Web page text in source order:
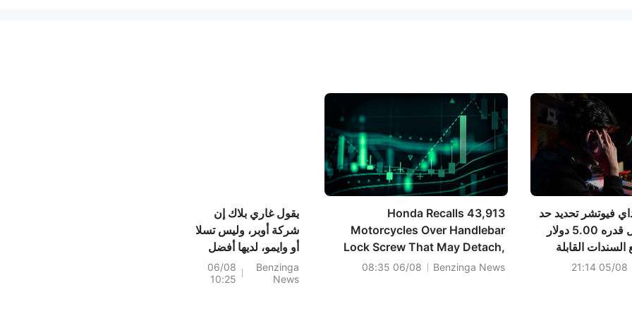
فيوتشر تحديد حد
أدنى لسعر التحويل قدره 5.00 دولار
القابلة
لتقديم05/08 21:14
Honda Recalls 43,913
Motorcycles Over Handlebar
Lock Screw That May Detach,
Interfere With Steering
Benzinga News
06/08 08:35
يقول غاري بلاك إن
شركة أوبر، وليس تسلا
أو وايمو، لديها أفضل
فرصة لتقديم سيارات
الأجرة ذاتية القيادة
Benzinga
News
06/08
10:25